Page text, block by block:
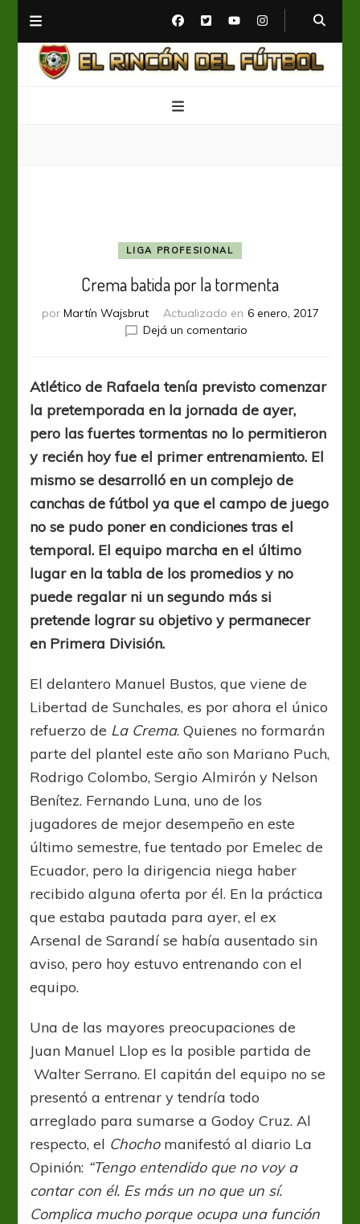
LIGA PROFESIONAL
Crema batida por la tormenta
por Martín Wajsbrut Actualizado en 6 enero, 2017
Dejá un comentarioen
la
tormenta
Atlético de Rafaela tenía previsto comenzar
la pretemporada en la jornada de ayer,
pero las fuertes tormentas no lo permitieron
y recién hoy fue el primer entrenamiento. El
mismo se desarrolló en un complejo de
canchas de fútbol ya que el campo de juego
no se pudo poner en condiciones tras el
temporal. El equipo marcha en el último
lugar en la tabla de los promedios y no
puede regalar ni un segundo más si
pretende lograr su objetivo y permanecer
en Primera División.
El delantero Manuel Bustos, que viene de
Libertad de Sunchales, es por ahora el único
refuerzo de La Crema. Quienes no formarán
parte del plantel este año son Mariano Puch,
Rodrigo Colombo, Sergio Almirón y Nelson
Benítez. Fernando Luna, uno de los
jugadores de mejor desempeño en este
último semestre, fue tentado por Emelec de
Ecuador, pero la dirigencia niega haber
recibido alguna oferta por él. En la práctica
que estaba pautada para ayer, el ex
Arsenal de Sarandí se había ausentado sin
aviso, pero hoy estuvo entrenando con el
equipo.
Una de las mayores preocupaciones de
Juan Manuel Llop es la posible partida de
Walter Serrano. El capitán del equipo no se
presentó a entrenar y tendría todo
arreglado para sumarse a Godoy Cruz. Al
respecto, el Chochomanifestó al diario La
Opinión: “Tengo entendido que no voy a
contar con él. Es más un no que un sí.
Complica mucho porque ocupa una función